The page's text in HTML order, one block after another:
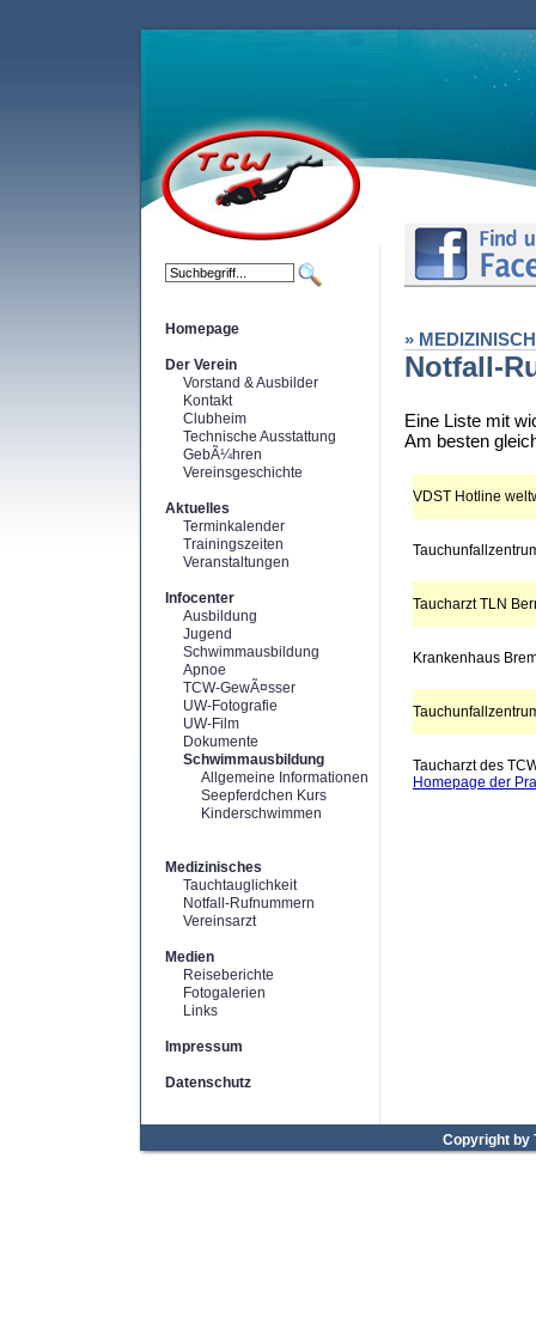
Homepage
Der Verein
Vorstand & Ausbilder
Kontakt
Clubheim
Technische Ausstattung
GebÃ¼hren
Vereinsgeschichte
Aktuelles
Terminkalender
Trainingszeiten
Veranstaltungen
Infocenter
Ausbildung
Jugend
Schwimmausbildung
Apnoe
TCW-GewÃ¤sser
UW-Fotografie
UW-Film
Dokumente
Schwimmausbildung
Allgemeine Informationen
Seepferdchen Kurs
Kinderschwimmen
Medizinisches
Tauchtauglichkeit
Notfall-Rufnummern
Vereinsarzt
Medien
Reiseberichte
Fotogalerien
Links
Impressum
Datenschutz
»
Notfall-
Eine Liste mit
Am besten
VDST Hotline
Taucharzt TLN
Krankenhaus
Taucharzt des
Homepage der
Copyright by